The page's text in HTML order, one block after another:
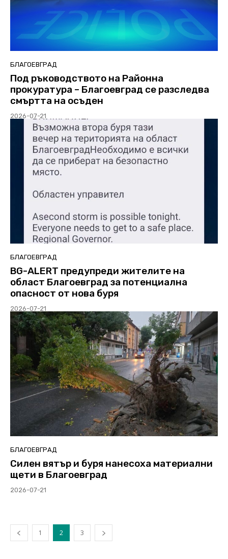
БЛАГОЕВГРАД
Под ръководството на Районна
прокуратура – Благоевград се разследва
смъртта на осъден
2026-07-21
БЛАГОЕВГРАД
BG-ALERT предупреди жителите на
област Благоевград за потенциална
опасност oт нова буря
2026-07-21
БЛАГОЕВГРАД
Силен вятър и буря нанесоха материални
щети в Благоевград
2026-07-21
1 2 3